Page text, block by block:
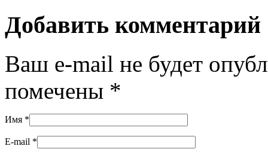
Добавить комментарий
Ваш e-mail не будет
помечены *
Имя *
E-mail *